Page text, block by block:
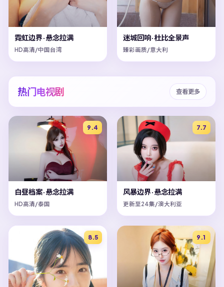
霓虹边界·悬念拉满
HD高清/中国台湾
迷城回响·杜比全景声
臻彩画质/意大利
热门电视剧 查看更多
9.4
白昼档案·悬念拉满
HD高清/泰国
7.7
风暴边界·悬念拉满
更新至24集/澳大利亚
8.5 9.1